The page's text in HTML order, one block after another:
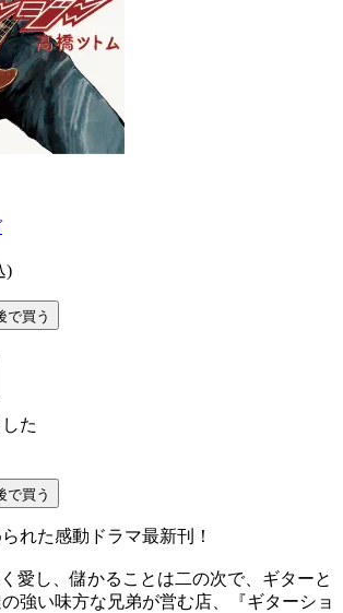
)
で買う
た
で買う
れた感動ドラマ最新刊！
愛し、儲かることは二の次で、ギターと
強い味方な兄弟が営む店、『ギターショ